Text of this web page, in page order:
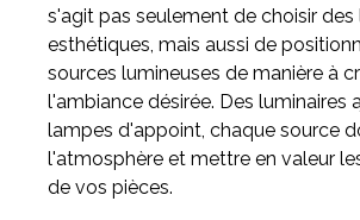
s'agit pas seulement de choisir des
esthétiques, mais aussi de
sources lumineuses de manière à
l'ambiance désirée. Des luminaires
lampes d'appoint, chaque source
l'atmosphère et mettre en valeur
de vos pièces.